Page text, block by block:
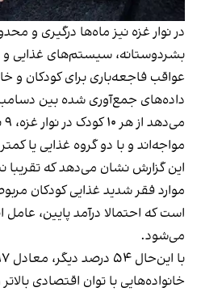
در نوار غزه نیز ماه‌ها درگیری و
بشردوستانه، سیستم‌های غذایی و
عواقب فاجعه‌باری برای کودکان و
مواجه‌اند و با دو گروه غذایی یا
موارد فقر شدید غذایی کودکان
است که احتمالا درآمد پایین،
می‌شود.
خانواده‌هایی با توان اقتصادی